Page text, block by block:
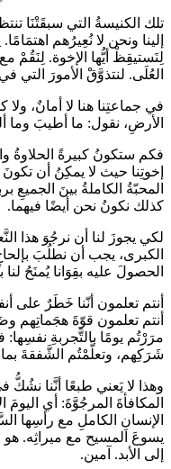
تلك الكنيسةُ التي سبقَتْنَا
إلينا ونحن لا نُعِيرُهم
لِنَستيقِظْ أيُّها الإخوة. لِنَقُمْ
العُلَى. لنتذوَّقْ الأمورَ التي
في جماعتِنا هنا لا أمانٌ،
الأرضِ، نقول: ما أطيبَ وما
فكم ستكونُ كبيرةً الحلاوةُ
إخوتِنا حيث لا يمكِنُ أن
المحبّةُ الكاملةُ بينَ الجميعِ
كذلك نكونُ نحن أيضًا فيهما.
لكي يجوزَ لنا أن نرجُوَ هذا
الكبرى، يجب أن نطلُبَ
الحصولَ عليه بقِوَانا يُمنَحُ
أنتم تعلمون أنّنا خَطَرٌ على
أنتم تعلمون قوّةَ هجَماتِهم
مرَرْتُم يومًا بالتَّجربةِ
شَرَكِهم، وتعلَّمْتُم الشَّفقةَ
وهذا لا يَعني طبعًا أنَّنا نشُكُّ
المكافأةَ المرجُوَّةَ: أي اليومَ
الإنسانِ الكاملِ مع رأسِها
يسوعَ المسيح مع ميراثِه. هو
إلى الأبد. آمين.